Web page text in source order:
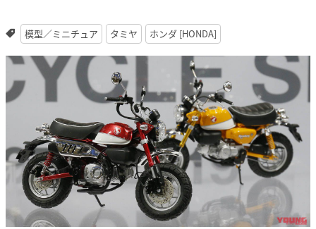
模型／ミニチュア タミヤ ホンダ [HONDA]